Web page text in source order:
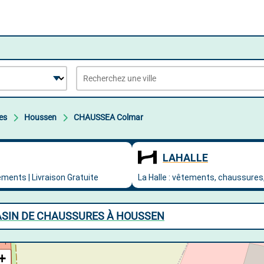
Houssen CHAUSSEA Colmar
DE CHAUSSURES À HOUSSEN